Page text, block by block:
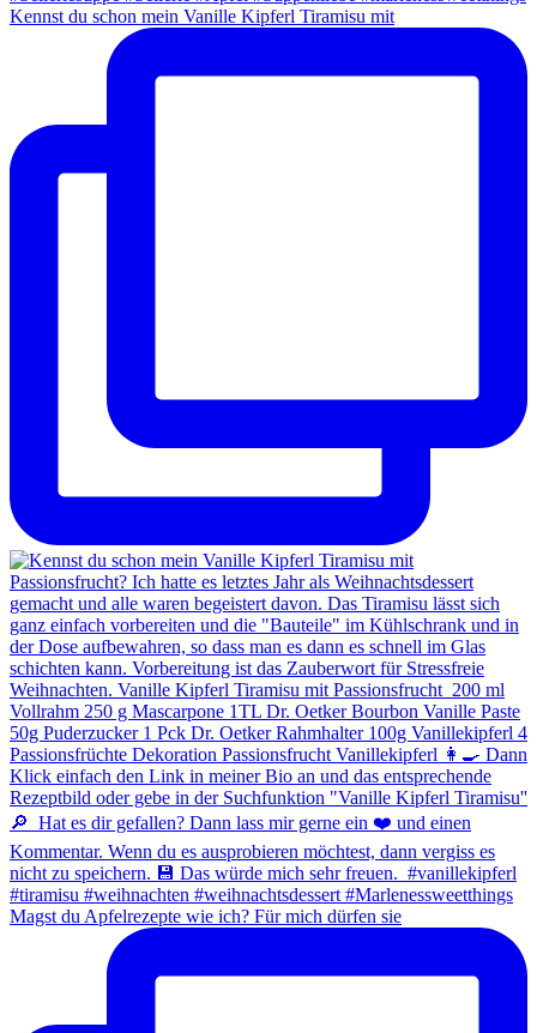
Kennst du schon mein Vanille Kipferl Tiramisu mit
Magst du Apfelrezepte wie ich? Für mich dürfen sie